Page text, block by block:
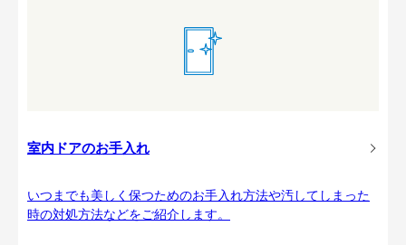
室内ドアのお手入れ
いつまでも美しく保つためのお手入れ方法や汚してしまった
時の対処方法などをご紹介します。